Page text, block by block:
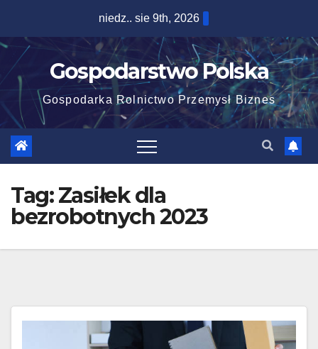
content
niedz.. sie 9th, 2026
Gospodarstwo Polska
Gospodarka Rolnictwo Przemysł Biznes
Tag:Zasiłek dla
bezrobotnych 2023